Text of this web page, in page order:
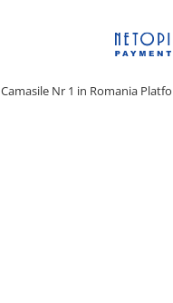
Camasile Nr 1 in Romania